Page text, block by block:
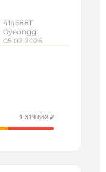
41468811
Gyeonggi
05.02.2026
1 319 662 ₽